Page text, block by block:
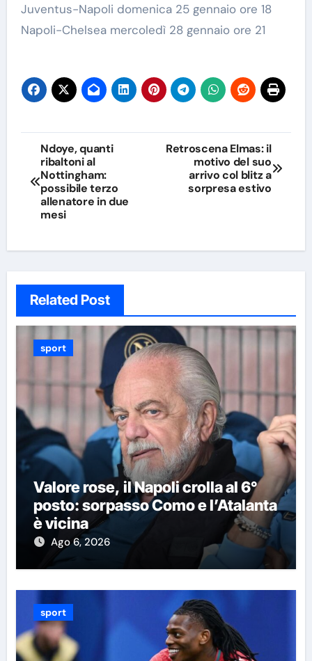
Juventus-Napoli domenica 25 gennaio ore 18
Napoli-Chelsea mercoledì 28 gennaio ore 21
Navigazione
articoli
Ndoye, quanti
ribaltoni al
Nottingham:
possibile terzo
allenatore in due
mesi
Retroscena Elmas: il
motivo del suo
arrivo col blitz a
sorpresa estivo
Related Post
sport
Valore rose, il Napoli crolla al 6°
posto: sorpasso Como e l’Atalanta
è vicina
Ago 6, 2026
sport